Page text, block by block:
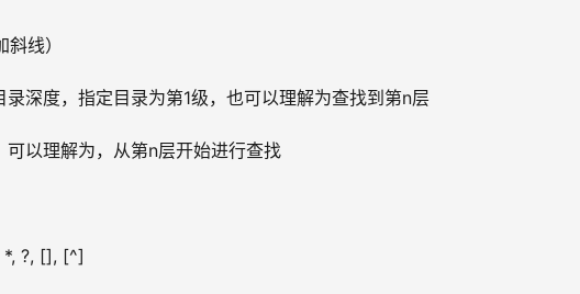
线）
深度，指定目录为第1级，也可以理解为查找到第n层
以理解为，从第n层开始进行查找
*, ?, [], [^]